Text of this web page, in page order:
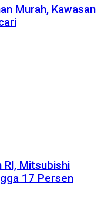
Murah, Kawasan
RI, Mitsubishi
17 Persen